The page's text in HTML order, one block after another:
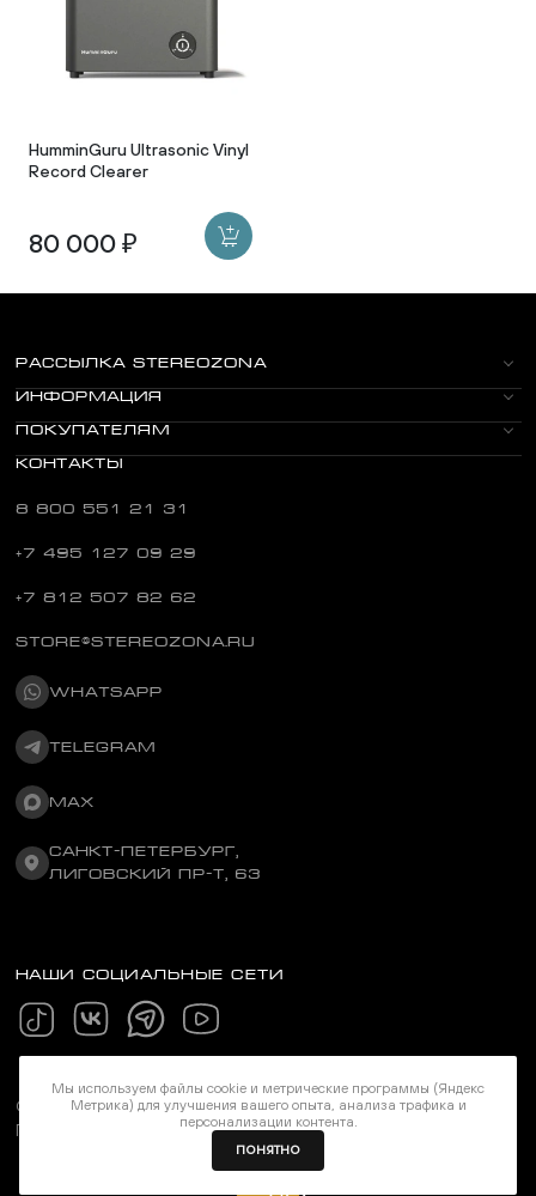
HumminGuru Ultrasonic Vinyl
Record Clearer
80 000 ₽
РАССЫЛКА STEREOZONA
ИНФОРМАЦИЯ
ПОКУПАТЕЛЯМ
КОНТАКТЫ
8 800 551 21 31
+7 495 127 09 29
+7 812 507 82 62
STORE@STEREOZONA.RU
WHATSAPP
TELEGRAM
MAX
САНКТ-ПЕТЕРБУРГ,
ЛИГОВСКИЙ ПР-Т, 63
НАШИ СОЦИАЛЬНЫЕ СЕТИ
©Stereozona 2026. Все права защищены
Политика конфиденциальности
Мы используем файлы cookie и метрические программы (Яндекс
Метрика) для улучшения вашего опыта, анализа трафика и
персонализации контента.
ПОНЯТНО